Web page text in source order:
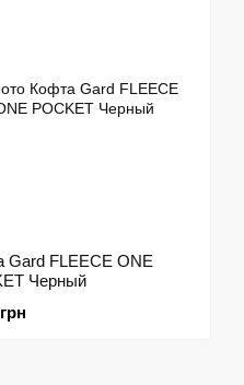
Gard FLEECE ONE
Черный